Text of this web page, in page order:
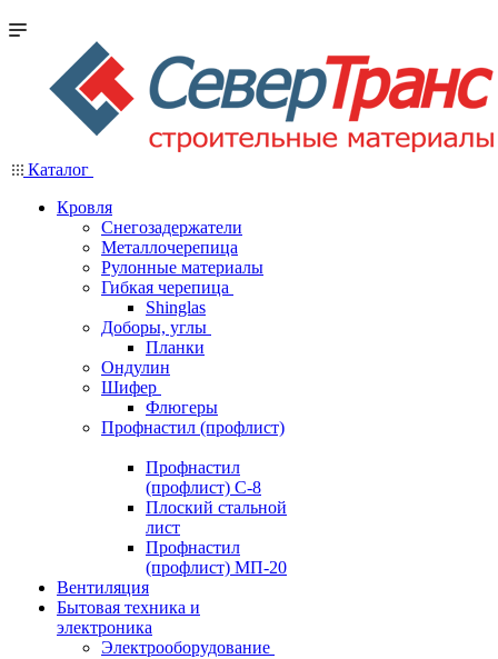
Каталог
Кровля
Снегозадержатели
Металлочерепица
Рулонные материалы
Гибкая черепица
Shinglas
Доборы, углы
Планки
Ондулин
Шифер
Флюгеры
Профнастил (профлист)
Профнастил
(профлист) С-8
Плоский стальной
лист
Профнастил
(профлист) МП-20
Вентиляция
Бытовая техника и
электроника
Электрооборудование